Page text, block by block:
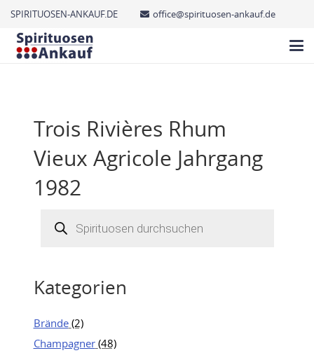
SPIRITUOSEN-ANKAUF.DE office@spirituosen-ankauf.de
Trois Rivières Rhum
Vieux Agricole Jahrgang
1982
search
Kategorien
Brände (2)
Champagner (48)